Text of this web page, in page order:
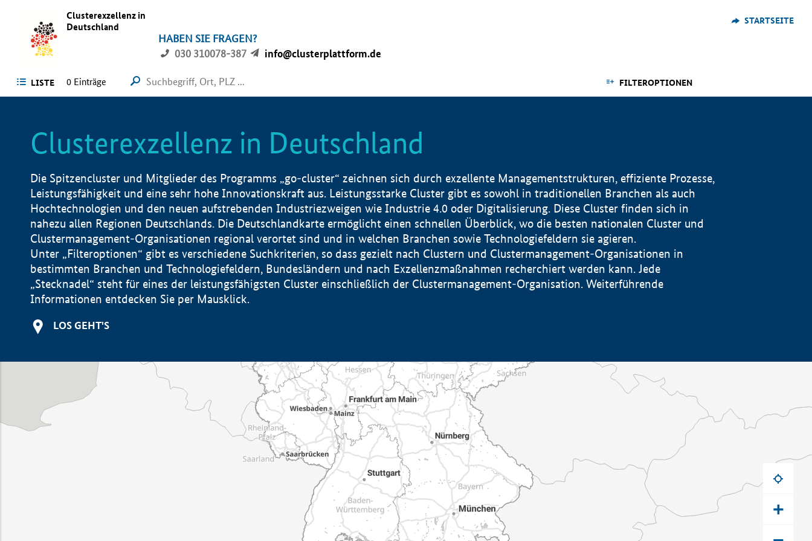
Clusterexzellenz in
Deutschland
HABEN SIE FRAGEN?
030 310078-387
info@clusterplattform.de
STARTSEITE
LISTE FILTEROPTIONEN
0 Einträge
Clusterexzellenz in Deutschland
Die Spitzencluster und Mitglieder des Programms „go-cluster“ zeichnen sich durch exzellente Managementstrukturen, effiziente Prozesse,
Leistungsfähigkeit und eine sehr hohe Innovationskraft aus. Leistungsstarke Cluster gibt es sowohl in traditionellen Branchen als auch
Hochtechnologien und den neuen aufstrebenden Industriezweigen wie Industrie 4.0 oder Digitalisierung. Diese Cluster finden sich in
nahezu allen Regionen Deutschlands. Die Deutschlandkarte ermöglicht einen schnellen Überblick, wo die besten nationalen Cluster und
Clustermanagement-Organisationen regional verortet sind und in welchen Branchen sowie Technologiefeldern sie agieren.
Unter „Filteroptionen“ gibt es verschiedene Suchkriterien, so dass gezielt nach Clustern und Clustermanagement-Organisationen in
bestimmten Branchen und Technologiefeldern, Bundesländern und nach Exzellenzmaßnahmen recherchiert werden kann. Jede
„Stecknadel“ steht für eines der leistungsfähigsten Cluster einschließlich der Clustermanagement-Organisation. Weiterführende
Informationen entdecken Sie per Mausklick.
LOS GEHT'S
+